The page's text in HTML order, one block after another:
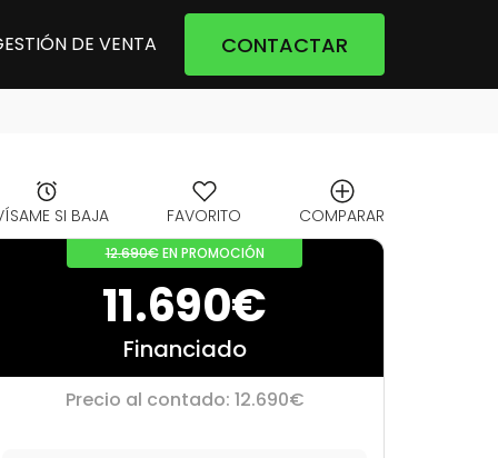
DE VENTA CONTACTAR
SI BAJA FAVORITO COMPARAR
12.690€EN PROMOCIÓN
11.690€
Financiado
Precio al contado: 12.690€